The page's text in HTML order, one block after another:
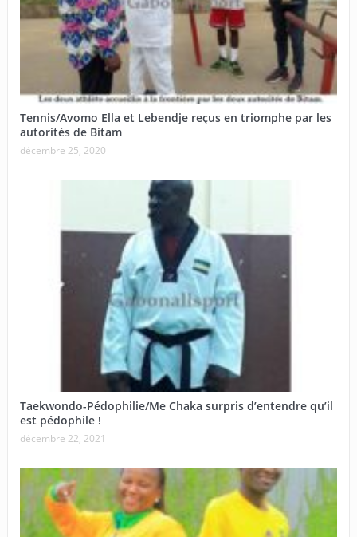
Tennis/Avomo Ella et Lebendje reçus en triomphe par les
autorités de Bitam
décembre 25, 2020
Taekwondo-Pédophilie/Me Chaka surpris d’entendre qu’il
est pédophile !
décembre 22, 2021